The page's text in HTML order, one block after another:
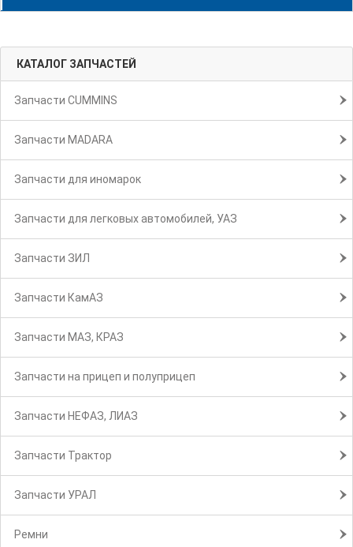
КАТАЛОГ ЗАПЧАСТЕЙ
Запчасти CUMMINS
Запчасти MADARA
Запчасти для иномарок
Запчасти для легковых автомобилей, УАЗ
Запчасти ЗИЛ
Запчасти КамАЗ
Запчасти МАЗ, КРАЗ
Запчасти на прицеп и полуприцеп
Запчасти НЕФАЗ, ЛИАЗ
Запчасти Трактор
Запчасти УРАЛ
Ремни